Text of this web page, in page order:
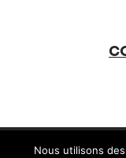
Nous utilisons